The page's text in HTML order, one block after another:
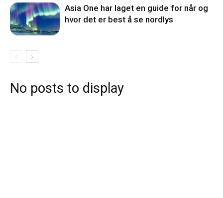
Asia One har laget en guide for når og
hvor det er best å se nordlys
No posts to display